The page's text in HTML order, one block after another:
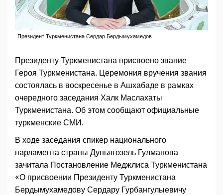
Президент Туркменистана Сердар Бердымухамедов
Президенту Туркменистана присвоено звание
Героя Туркменистана. Церемония вручения звания
состоялась в воскресенье в Ашхабаде в рамках
очередного заседания Халк Маслахаты
Туркменистана. Об этом сообщают официальные
туркменские СМИ.
В ходе заседания спикер национального
парламента страны Дуньягозель Гулманова
зачитала Постановление Меджлиса Туркменистана
«О присвоении Президенту Туркменистана
Бердымухамедову Сердару Гурбангулыевичу